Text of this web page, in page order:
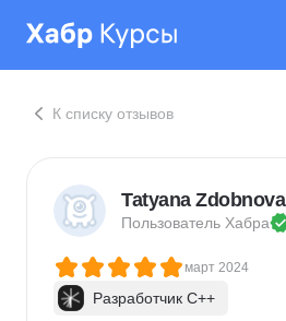
К списку отзывов
Tatyana Zdobnova
Пользователь Хабра
март 2024
Разработчик C++